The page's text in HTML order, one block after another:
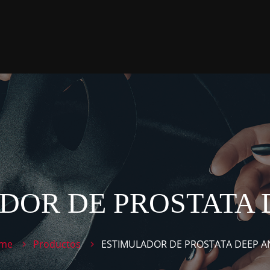
DE PROSTATA
Productos ESTIMULADOR DE PROSTATA DEEP